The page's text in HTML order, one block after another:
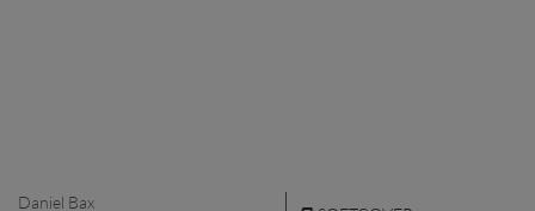
Daniel Bax